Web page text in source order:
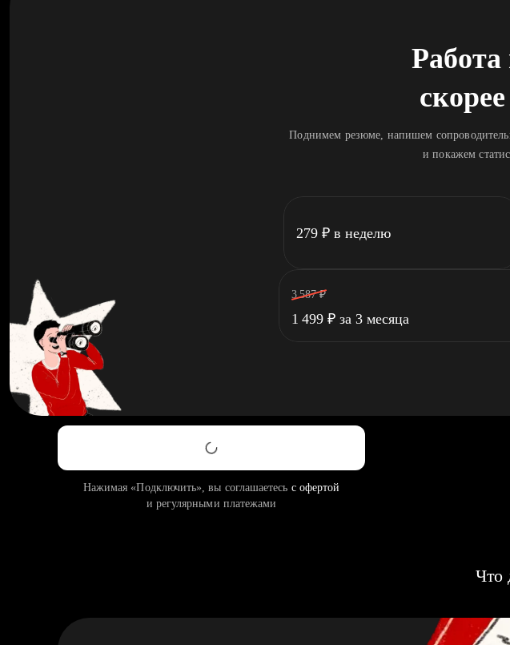
Работа
скорее
Поднимем резюме, напишем
и покажем
279 ₽ в неделю
3 587 ₽
1 499 ₽ за 3 месяца
Нажимая «Подключить», вы соглашаетесь с офертой
и регулярными платежами
Что